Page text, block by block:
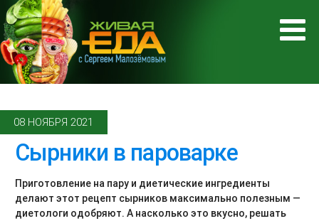
08 НОЯБРЯ 2021
Сырники в пароварке
Приготовление на пару и диетические ингредиенты
делают этот рецепт сырников максимально полезным —
диетологи одобряют. А насколько это вкусно, решать